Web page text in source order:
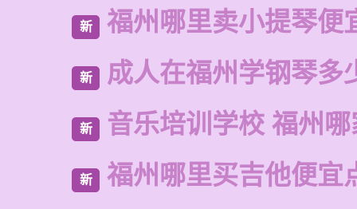
新 福州哪里卖小提琴便
新 成人在福州学钢琴多
新 音乐培训学校 福州
新 福州哪里买吉他便宜